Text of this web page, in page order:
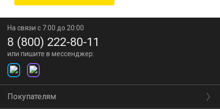
На связи с 7:00 до 20:00
8 (800) 222-80-11
или пишите в мессенджер:
Покупателям